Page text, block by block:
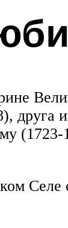
друга
Селе